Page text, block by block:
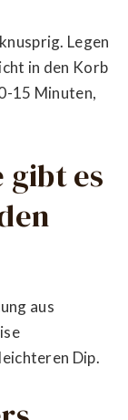
Legen
in den Korb
15 Minuten,
gibt es
aus
Dip.